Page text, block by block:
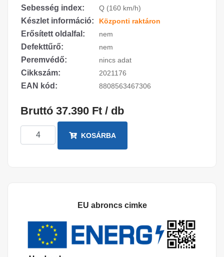
Sebesség index: Q (160 km/h)
Készlet információ: Központi raktáron
Erősített oldalfal: nem
Defekttűrő: nem
Peremvédő: nincs adat
Cikkszám: 2021176
EAN kód: 8808563467306
Bruttó 37.390 Ft / db
KOSÁRBA
EU abroncs cimke